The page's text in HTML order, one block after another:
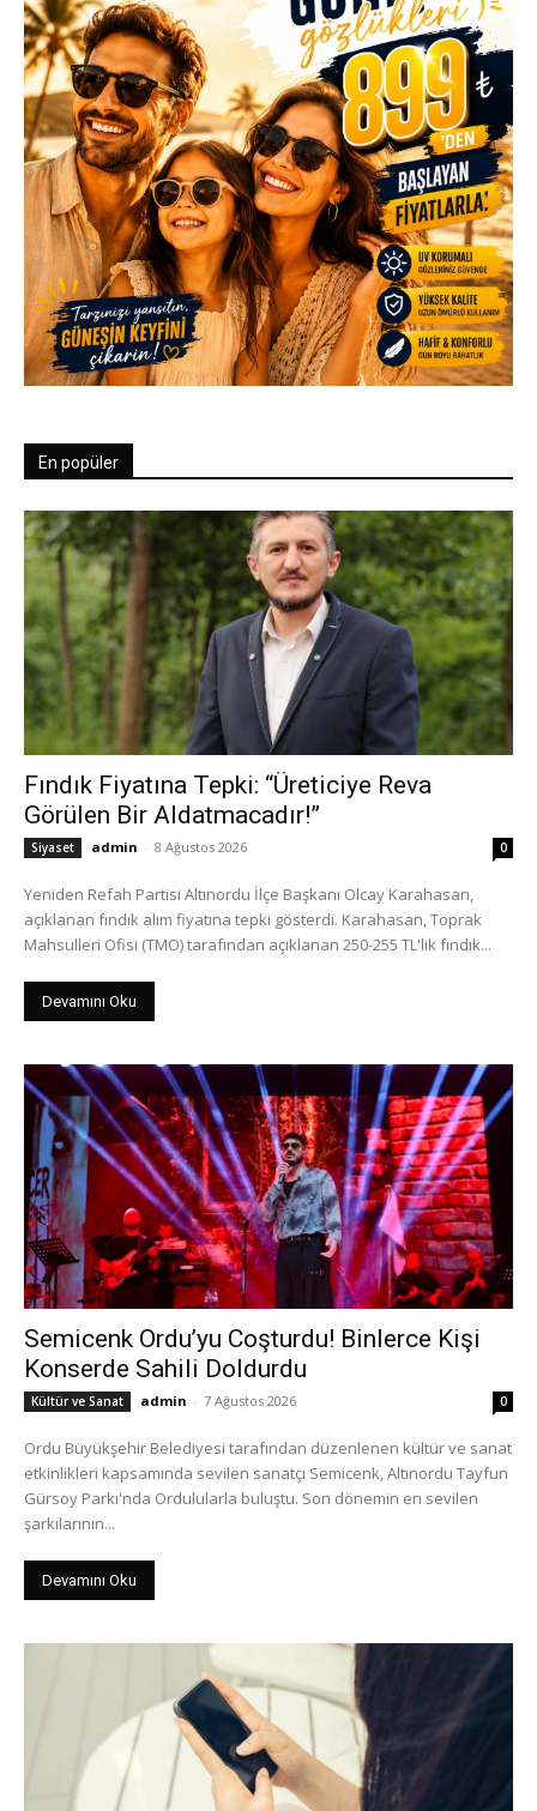
En popüler
Fındık Fiyatına Tepki: “Üreticiye Reva
Görülen Bir Aldatmacadır!”
Siyaset admin - 8 Ağustos 2026 0
Yeniden Refah Partisi Altınordu İlçe Başkanı Olcay Karahasan,
açıklanan fındık alım fiyatına tepki gösterdi. Karahasan, Toprak
Mahsulleri Ofisi (TMO) tarafından açıklanan 250-255 TL'lik fındık...
Devamını Oku
Semicenk Ordu’yu Coşturdu! Binlerce Kişi
Konserde Sahili Doldurdu
Kültür ve Sanat admin - 7 Ağustos 2026 0
Ordu Büyükşehir Belediyesi tarafından düzenlenen kültür ve sanat
etkinlikleri kapsamında sevilen sanatçı Semicenk, Altınordu Tayfun
Gürsoy Parkı'nda Ordulularla buluştu. Son dönemin en sevilen
şarkılarının...
Devamını Oku